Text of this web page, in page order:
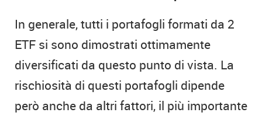
In generale, tutti i portafogli formati da 2
ETF si sono dimostrati ottimamente
diversificati da questo punto di vista. La
rischiosità di questi portafogli dipende
però anche da altri fattori, il più importante